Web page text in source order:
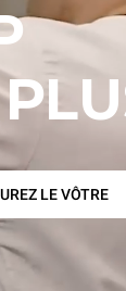
LE VÔTRE